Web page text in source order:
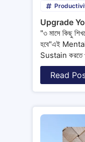
Upgrade
"৩ মাসে কিছু
হবে"এই
Sustain করতে
Read